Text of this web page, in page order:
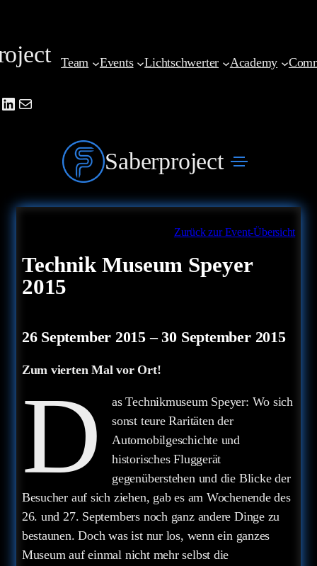
springen
Mail
Team Events Lichtschwerter Academy
Saberproject
Zurück zur Event-Übersicht
Technik Museum Speyer
2015
26 September 2015–30 September 2015
Zum vierten Mal vor Ort!
D
as Technikmuseum Speyer: Wo sich
sonst teure Raritäten der
Automobilgeschichte und
historisches Fluggerät
gegenüberstehen und die Blicke der
Besucher auf sich ziehen, gab es am Wochenende des
26. und 27. Septembers noch ganz andere Dinge zu
bestaunen. Doch was ist nur los, wenn ein ganzes
Museum auf einmal nicht mehr selbst die